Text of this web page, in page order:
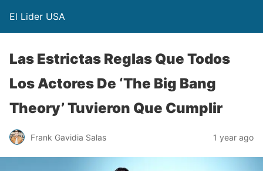
El Lider USA
Las Estrictas Reglas Que Todos
Los Actores De ‘The Big Bang
Theory’ Tuvieron Que Cumplir
Frank Gavidia Salas 1 year ago